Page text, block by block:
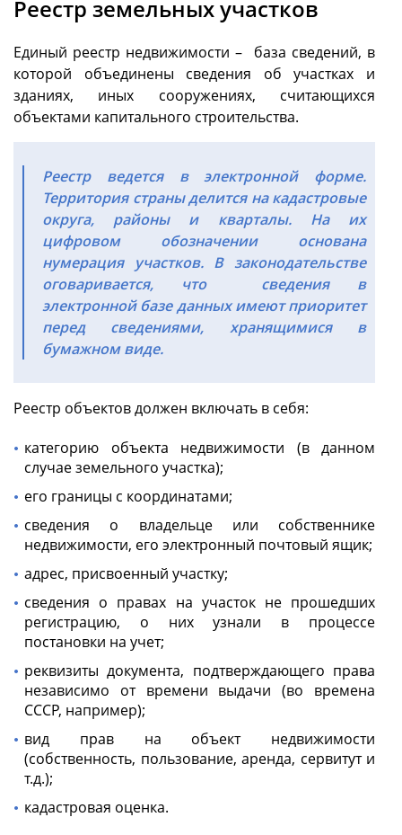
Реестр земельных участков
Единый реестр недвижимости – база сведений, в
которой объединены сведения об участках и
зданиях, иных сооружениях, считающихся
объектами капитального строительства.
Реестр ведется в электронной форме.
Территория страны делится на кадастровые
округа, районы и кварталы. На их
цифровом обозначении основана
нумерация участков. В законодательстве
оговаривается, что сведения в
электронной базе данных имеют приоритет
перед сведениями, хранящимися в
бумажном виде.
Реестр объектов должен включать в себя:
категорию объекта недвижимости (в данном
случае земельного участка);
его границы с координатами;
сведения о владельце или собственнике
недвижимости, его электронный почтовый ящик;
адрес, присвоенный участку;
сведения о правах на участок не прошедших
регистрацию, о них узнали в процессе
постановки на учет;
реквизиты документа, подтверждающего права
независимо от времени выдачи (во времена
СССР, например);
вид прав на объект недвижимости
(собственность, пользование, аренда, сервитут и
т.д.);
кадастровая оценка.